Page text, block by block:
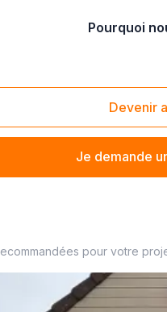
Pourquoi
Devenir
Je demande
poseur de fermeture à
pour votre